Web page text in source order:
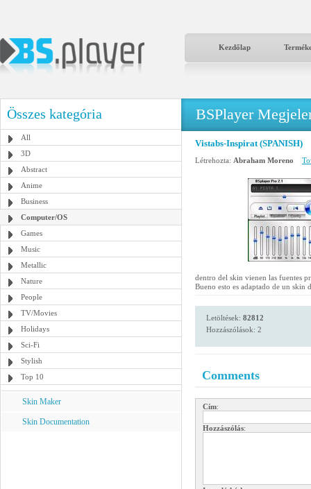
Kezdőlap
Összes kategória
All
3D
Abstract
Anime
Business
Computer/OS
Games
Music
Metallic
Nature
People
TV/Movies
Holidays
Sci-Fi
Stylish
Top 10
Skin Maker
Skin Documentation
BSPlayer
Vistabs-Inspirat (SPANISH)
Létrehozta: Abraham Moreno
dentro del skin vienen las fuentes
Bueno esto es adaptado de un skin
Letöltések: 82812
Hozzászólások: 2
Comments
Cím:
Hozzászólás: